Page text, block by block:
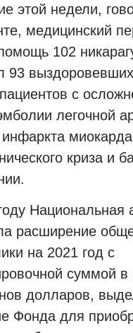
этой недели,
медицинский
102
93
с
легочной
инфаркта
криза и
Национальная
расширение
на 2021 год с
суммой в
долларов,
Фонда для